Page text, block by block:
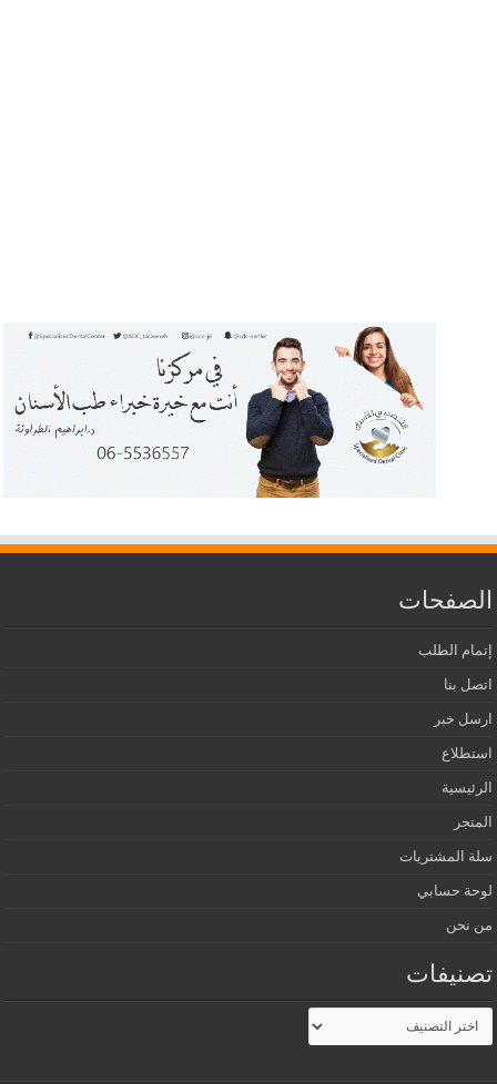
الصفحات
إتمام الطلب
اتصل بنا
ارسل خبر
استطلاع
الرئيسية
المتجر
سلة المشتريات
لوحة حسابي
من نحن
تصنيفات
تصنيفات